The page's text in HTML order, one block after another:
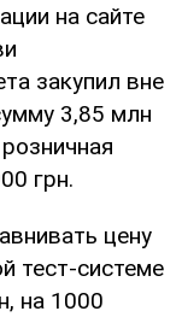
на сайте
закупил вне
3,85 млн
грн.
цену
тест-системе
на 1000